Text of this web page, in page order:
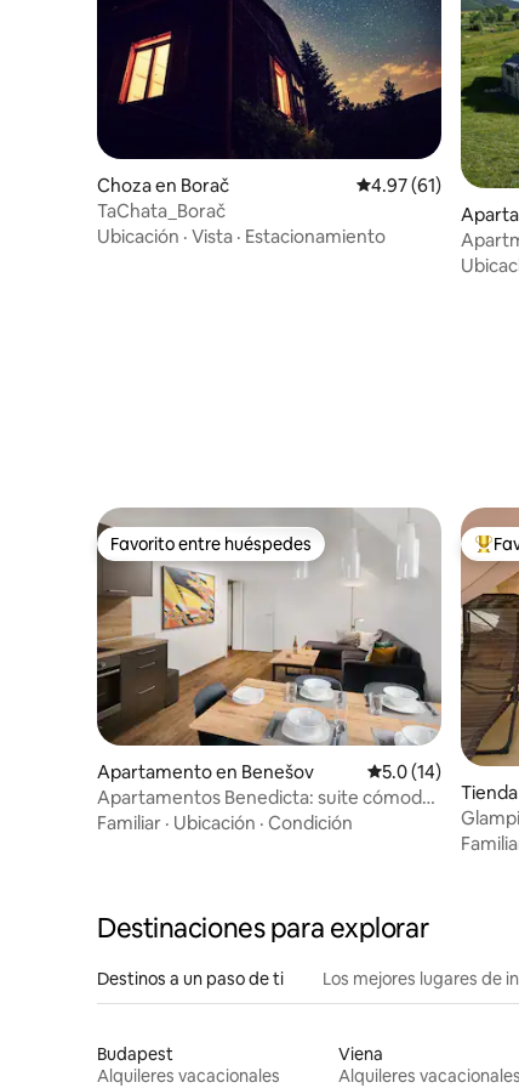
Choza en Borač Calificación
4.97 (61)
TaChata_Borač
Ubicación · Vista · Estacionamiento
Favorito entre huéspedes
Favorito entre huéspedes
Apartamento en Benešov Calificación
5.0 (14)
Apartamentos Benedicta: suite cómoda
en plena naturaleza
Familiar · Ubicación · Condición
libre y
Destinaciones para explorar
Destinos a un paso de ti Los mejores lugares de
Budapest
Alquileres vacacionales
Viena
Alquileres vacacionales